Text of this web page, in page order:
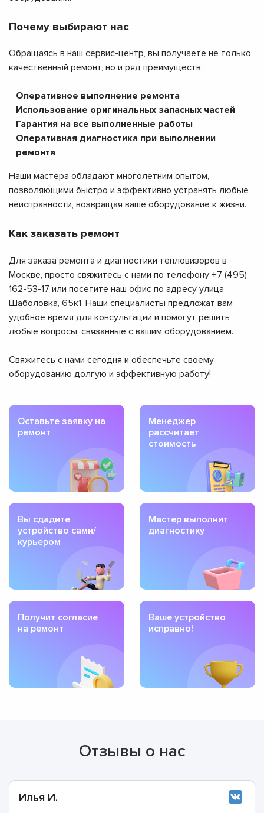
Почему выбирают нас
Обращаясь в наш сервис-центр, вы получаете не только
качественный ремонт, но и ряд преимуществ:
Оперативное выполнение ремонта
Использование оригинальных запасных частей
Гарантия на все выполненные работы
Оперативная диагностика при выполнении
ремонта
Наши мастера обладают многолетним опытом,
позволяющими быстро и эффективно устранять любые
неисправности, возвращая ваше оборудование к жизни.
Как заказать ремонт
Для заказа ремонта и диагностики тепловизоров в
Москве, просто свяжитесь с нами по телефону +7 (495)
162-53-17 или посетите наш офис по адресу улица
Шаболовка, 65к1. Наши специалисты предложат вам
удобное время для консультации и помогут решить
любые вопросы, связанные с вашим оборудованием.
Свяжитесь с нами сегодня и обеспечьте своему
оборудованию долгую и эффективную работу!
Оставьте заявку на
ремонт
Менеджер
рассчитает
стоимость
Вы сдадите
устройство сами/
курьером
Мастер выполнит
диагностику
Получит согласие
на ремонт
Ваше устройство
исправно!
Отзывы о нас
Илья И.